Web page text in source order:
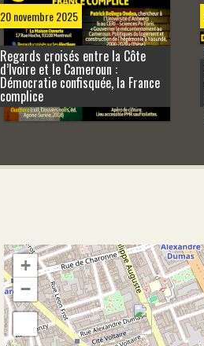
20 novembre 2025
Regards croisés entre la Côte
d’Ivoire et le Cameroun :
Démocratie confisquée, la France
complice
+
−